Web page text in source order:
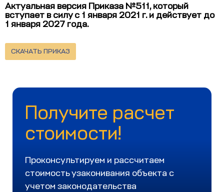
Актуальная версия Приказа №511, который
вступает в силу с 1 января 2021 г. и действует до
1 января 2027 года.
СКАЧАТЬ ПРИКАЗ
Получите расчет
стоимости!
Проконсультируем и рассчитаем
стоимость узаконивания объекта с
учетом законодательства